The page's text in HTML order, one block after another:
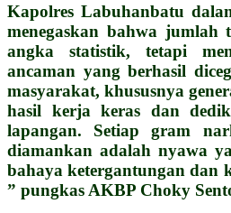
Kapolres Labuhanbatu
menegaskan bahwa jumlah
angka statistik, tetapi
ancaman yang berhasil
masyarakat, khususnya
hasil kerja keras dan
lapangan. Setiap gram
diamankan adalah nyawa
bahaya ketergantungan dan
” pungkas AKBP Choky